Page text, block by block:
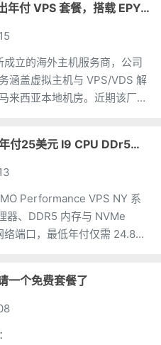
马来西亚主机商 SVR4U 推出年付 VPS 套餐，搭载 EPYC/至强铂金，支持支付宝
立的海外主机服务商，公司
涵盖虚拟主机与 VPS/VDS 解
来西亚本地机房。近期该厂商
DediRock 新上高性能VPS 年付25美元 I9 CPU DDr5内存 纽约机房
Performance VPS NY 系
器、DDR5 内存与 NVMe
端口，最低年付仅需 24.88
一个免费套餐了